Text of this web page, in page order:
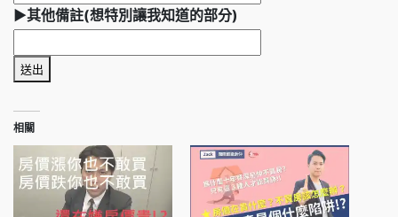
►其他備註(想特別讓我知道的部分)
送出
相關